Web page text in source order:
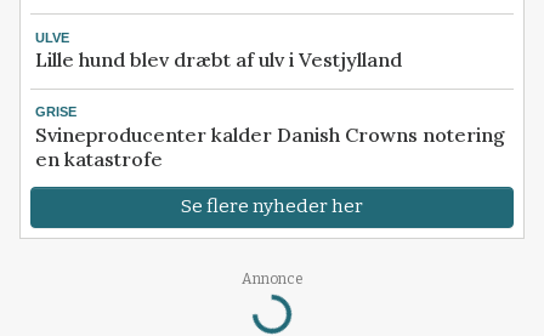
ULVE
Lille hund blev dræbt af ulv i Vestjylland
GRISE
Svineproducenter kalder Danish Crowns notering
en katastrofe
Se flere nyheder her
Annonce
Loading...